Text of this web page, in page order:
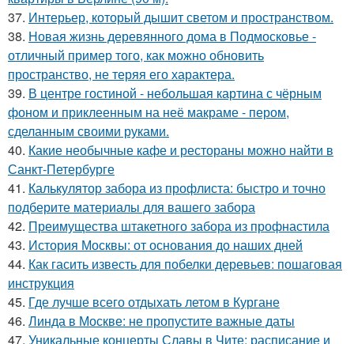
37. Интерьер, который дышит светом и пространством.
38. Новая жизнь деревянного дома в Подмосковье -
отличный пример того, как можно обновить
пространство, не теряя его характера.
39. В центре гостиной - небольшая картина с чёрным
фоном и приклеенным на неё макраме - пером,
сделанным своими руками.
40. Какие необычные кафе и рестораны можно найти в
Санкт-Петербурге
41. Калькулятор забора из профлиста: быстро и точно
подберите материалы для вашего забора
42. Преимущества штакетного забора из профнастила
43. История Москвы: от основания до наших дней
44. Как гасить известь для побелки деревьев: пошаговая
инструкция
45. Где лучше всего отдыхать летом в Кургане
46. Линда в Москве: не пропустите важные даты
47. Уникальные концерты Славы в Чите: расписание и